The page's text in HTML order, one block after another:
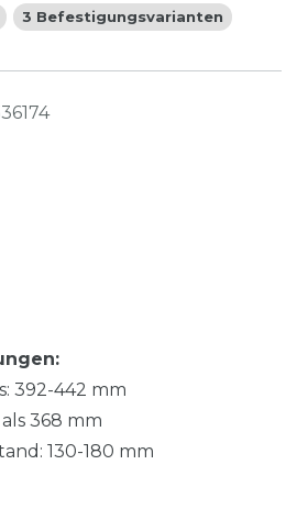
3 Befestigungsvarianten
392-442 mm
368 mm
130-180 mm